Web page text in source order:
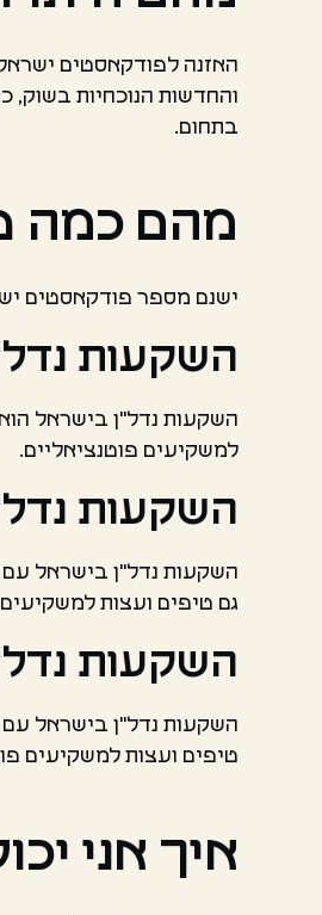
האזנה לפודקאסטים
והחדשות הנוכחיות בשוק,
בתחום.
מהם כמה
ישנם מספר פודקאסטים
השקעות
השקעות נדל"ן בישראל
למשקיעים פוטנציאליים.
השקעות
השקעות נדל"ן בישראל עם
גם טיפים ועצות
השקעות
השקעות נדל"ן בישראל עם
טיפים ועצות למשקיעים
איך אני